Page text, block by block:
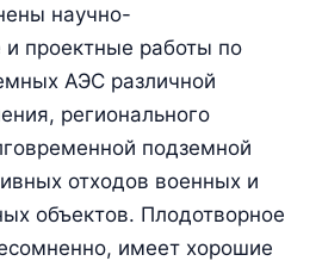
научно-
и проектные работы по
АЭС различной
регионального
подземной
отходов военных и
объектов. Плодотворное
имеет хорошие